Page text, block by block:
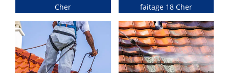
Cher
faitage 18 Cher